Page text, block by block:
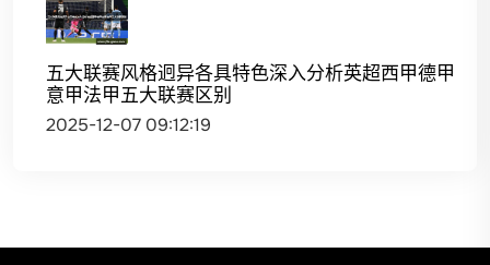
五大联赛风格迥异各具特色深入分析英超西甲德甲
意甲法甲五大联赛区别
2025-12-07 09:12:19